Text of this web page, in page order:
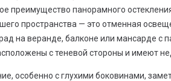
преимущество панорамного
пространства — это отменная
на веранде, балконе или мансарде
с теневой стороны и имеют
особенно с глухими боковинами,